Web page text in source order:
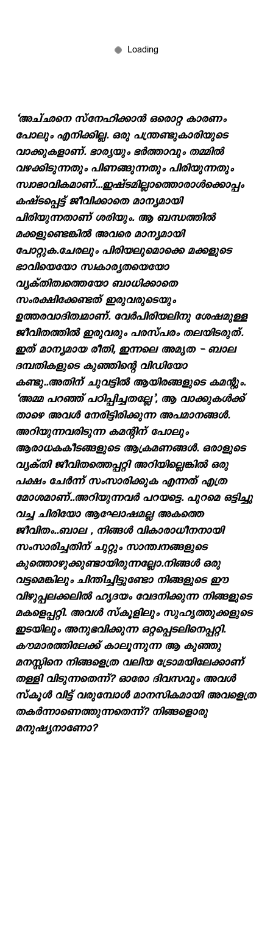
‘അച്ഛനെ സ്നേഹിക്കാൻ ഒരൊറ്റ കാരണം
പോലും എനിക്കില്ല. ഒരു പന്ത്രണ്ടുകാരിയുടെ
വാക്കുകളാണ്. ഭാര്യയും ഭർത്താവും തമ്മിൽ
വഴക്കിടുന്നതും പിണങ്ങുന്നതും പിരിയുന്നതും
സ്വാഭാവികമാണ്...ഇഷ്ടമില്ലാത്തൊരാൾക്കൊപ്പം
കഷ്ടപ്പെട്ട് ജീവിക്കാതെ മാന്യമായി
പിരിയുന്നതാണ് ശരിയും. ആ ബന്ധത്തിൽ
മക്കളുണ്ടെങ്കിൽ അവരെ മാന്യമായി
പോറ്റുക.ചേരലും പിരിയലുമൊക്കെ മക്കളുടെ
ഭാവിയെയോ സ്വകാര്യതയെയോ
വ്യക്തിത്വത്തെയോ ബാധിക്കാതെ
സംരക്ഷിക്കേണ്ടത് ഇരുവരുടെയും
ഉത്തരവാദിത്വമാണ്. വേർപിരിയലിനു ശേഷമുള്ള
ജീവിതത്തിൽ ഇരുവരും പരസ്പരം തലയിടരുത്.
ഇത് മാന്യമായ രീതി, ഇന്നലെ അമൃത - ബാല
ദമ്പതികളുടെ കുഞ്ഞിന്റെ വിഡിയോ
കണ്ടു..അതിന് ചുവട്ടിൽ ആയിരങ്ങളുടെ കമന്റും.
‘അമ്മ പറഞ്ഞ് പഠിപ്പിച്ചതല്ലേ’, ആ വാക്കുകൾക്ക്
താഴെ അവൾ നേരിട്ടിരിക്കുന്ന അപമാനങ്ങൾ.
അറിയുന്നവരിടുന്ന കമന്റിന് പോലും
ആരാധകകീടങ്ങളുടെ ആക്രമണങ്ങൾ. ഒരാളുടെ
വ്യക്തി ജീവിതത്തെപ്പറ്റി അറിയില്ലെങ്കിൽ ഒരു
പക്ഷം ചേർന്ന് സംസാരിക്കുക എന്നത് എത്ര
മോശമാണ്..അറിയുന്നവർ പറയട്ടെ. പുറമെ ഒട്ടിച്ചു
വച്ച ചിരിയോ ആഘോഷമല്ല അകത്തെ
ജീവിതം..ബാല , നിങ്ങൾ വികാരാധീനനായി
സംസാരിച്ചതിന് ചുറ്റും സാന്ത്വനങ്ങളുടെ
കുത്തൊഴുക്കുണ്ടായിരുന്നല്ലോ.നിങ്ങൾ ഒരു
വട്ടമെങ്കിലും ചിന്തിച്ചിട്ടുണ്ടോ നിങ്ങളുടെ ഈ
വിഴുപ്പലക്കലിൽ ഹൃദയം വേദനിക്കുന്ന നിങ്ങളുടെ
മകളെപ്പറ്റി. അവൾ സ്കൂളിലും സുഹൃത്തുക്കളുടെ
ഇടയിലും അനുഭവിക്കുന്ന ഒറ്റപ്പെടലിനെപ്പറ്റി.
കൗമാരത്തിലേക്ക് കാലൂന്നുന്ന ആ കുഞ്ഞു
മനസ്സിനെ നിങ്ങളെത്ര വലിയ ട്രോമയിലേക്കാണ്
തള്ളി വിടുന്നതെന്ന്? ഓരോ ദിവസവും അവൾ
സ്കൂൾ വിട്ട് വരുമ്പോൾ മാനസികമായി അവളെത്ര
തകർന്നാണെത്തുന്നതെന്ന്? നിങ്ങളൊരു
മനുഷ്യനാണോ?